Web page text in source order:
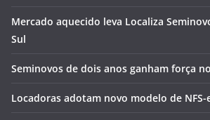
Mercado aquecido leva Localiza
Sul
Seminovos de dois anos ganham força
Locadoras adotam novo modelo de NFS-